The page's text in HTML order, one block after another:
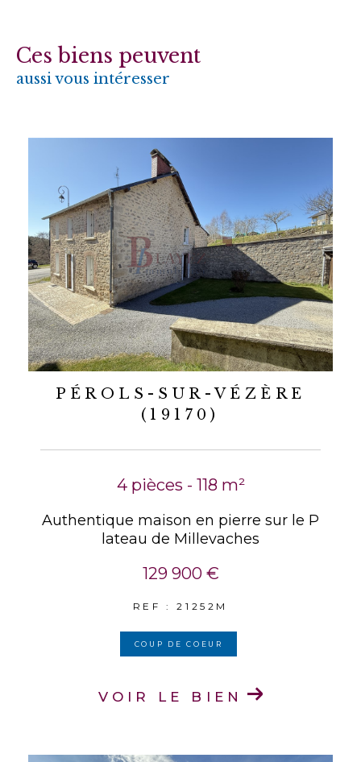
Ces biens peuvent
aussi vous intéresser
PÉROLS-SUR-VÉZÈRE
(19170)
4 pièces - 118 m²
Authentique maison en pierre sur le P
lateau de Millevaches
129 900 €
REF : 21252M
COUP DE COEUR
VOIR LE BIEN